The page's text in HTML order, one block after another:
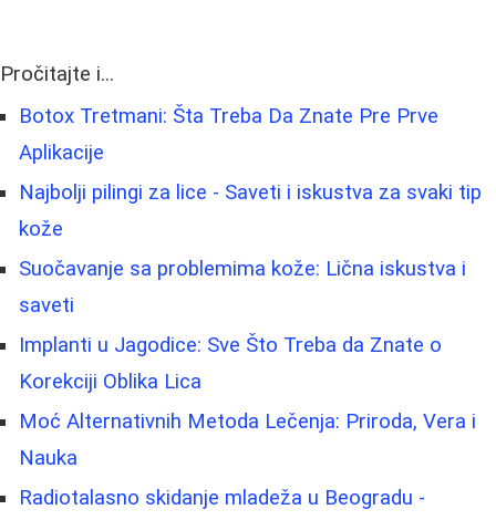
Pročitajte i...
Botox Tretmani: Šta Treba Da Znate Pre Prve
Aplikacije
Najbolji pilingi za lice - Saveti i iskustva za svaki tip
kože
Suočavanje sa problemima kože: Lična iskustva i
saveti
Implanti u Jagodice: Sve Što Treba da Znate o
Korekciji Oblika Lica
Moć Alternativnih Metoda Lečenja: Priroda, Vera i
Nauka
Radiotalasno skidanje mladeža u Beogradu -